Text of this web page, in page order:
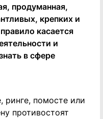
продуманная,
крепких и
касается
и
в сфере
ринге, помосте или
противостоят